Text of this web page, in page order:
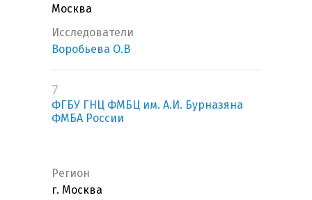
Москва
Исследователи
Воробьева О.В
7
ФГБУ ГНЦ ФМБЦ им. А.И. Бурназяна
ФМБА России
Регион
г. Москва